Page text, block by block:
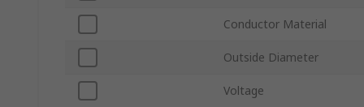
Conductor Material
Outside Diameter
Voltage